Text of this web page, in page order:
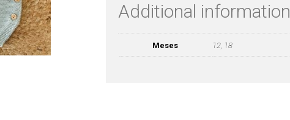
Additional information
Meses 12, 18